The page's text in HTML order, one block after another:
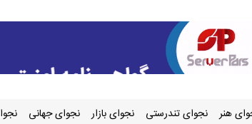
هنر نجوای تندرستی نجوای بازار نجوای جهانی